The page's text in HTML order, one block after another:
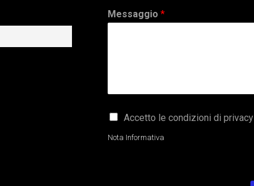
Messaggio *
G
P
Accetto le condizioni di privacy
Nota Informativa